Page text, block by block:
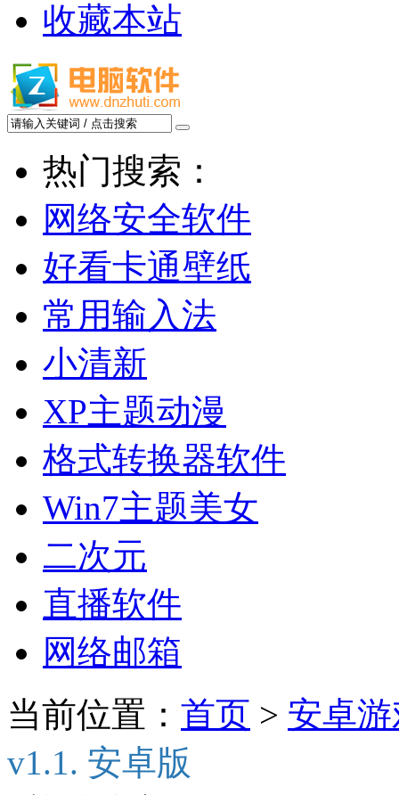
收藏本站
热门搜索：
网络安全软件
好看卡通壁纸
常用输入法
小清新
XP主题动漫
格式转换器软件
Win7主题美女
二次元
直播软件
网络邮箱
当前位置： 首页 > 安卓
v1.1. 安卓版